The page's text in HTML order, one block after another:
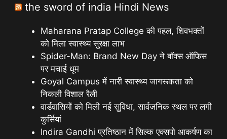
the sword of india Hindi News
Maharana Pratap College की पहल, शिवभक्तों
को मिला स्वास्थ्य सुरक्षा लाभ
Spider-Man: Brand New Day ने बॉक्स ऑफिस
पर मचाई धूम
Goyal Campus में नारी स्वास्थ्य जागरूकता को
निकली विशाल रैली
वार्डवासियों को मिली नई सुविधा, सार्वजनिक स्थल पर लगी
कुर्सियां
Indira Gandhi प्रतिष्ठान में सिल्क एक्सपो आकर्षण का